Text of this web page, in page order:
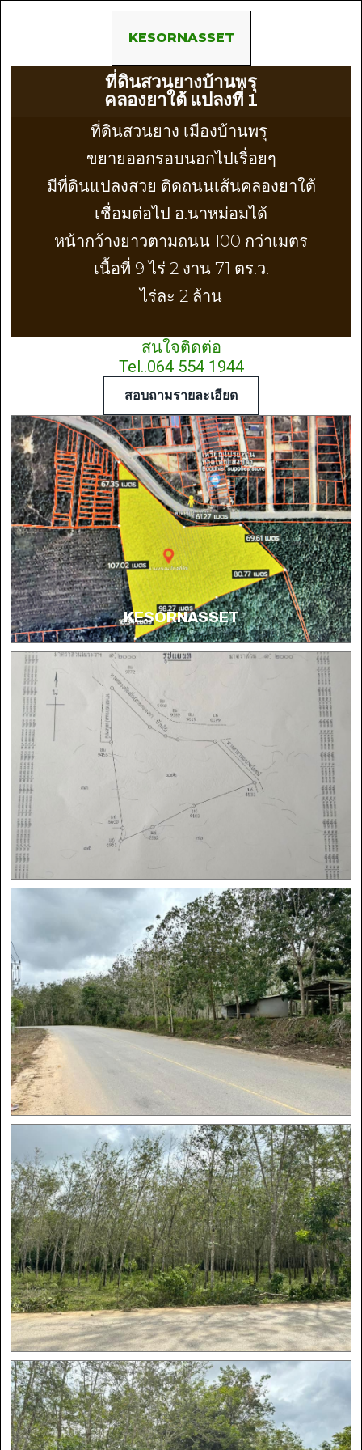
KESORNASSET
ที่ดินสวนยางบ้านพรุ
คลองยาใต้ แปลงที่ 1
ที่ดินสวนยาง เมืองบ้านพรุ
ขยายออกรอบนอกไปเรื่อยๆ
มีที่ดินแปลงสวย ติดถนนเส้นคลองยาใต้
เชื่อมต่อไป อ.นาหม่อมได้
หน้ากว้างยาวตามถนน 100 กว่าเมตร
เนื้อที่ 9 ไร่ 2 งาน 71 ตร.ว.
ไร่ละ 2 ล้าน
สนใจติดต่อ
Tel..064 554 1944
สอบถามรายละเอียด
KESORNASSET